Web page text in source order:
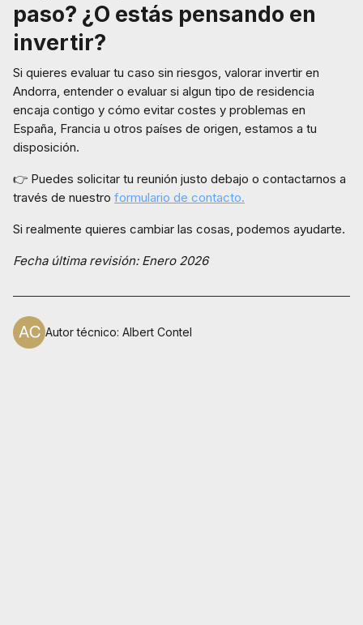
paso? ¿O estás pensando en
invertir?
Si quieres evaluar tu caso sin riesgos, valorar invertir en
Andorra, entender o evaluar si algun tipo de residencia
encaja contigo y cómo evitar costes y problemas en
España, Francia u otros países de origen, estamos a tu
disposición.
👉 Puedes solicitar tu reunión justo debajo o contactarnos a
través de nuestro formulario de contacto.
Si realmente quieres cambiar las cosas, podemos ayudarte.
Fecha última revisión: Enero 2026
Autor técnico: Albert Contel